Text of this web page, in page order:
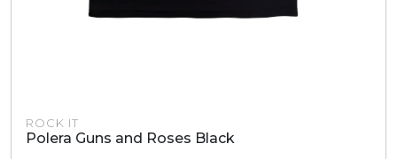
ROCK IT
Polera Guns and Roses Black